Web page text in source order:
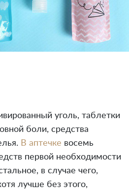
уголь, таблетки
боли, средства
В аптечке восемь
первой необходимости
в случае чего,
лучше без этого,